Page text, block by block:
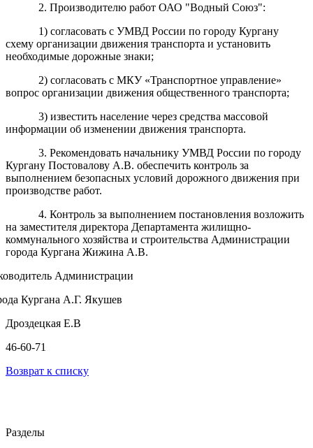
2. Производителю работ ОАО "Водный Союз":
1) согласовать с УМВД России по городу Кургану
схему организации движения транспорта и установить
необходимые дорожные знаки;
2) согласовать с МКУ «Транспортное управление»
вопрос организации движения общественного транспорта;
3) известить население через средства массовой
информации об изменении движения транспорта.
3. Рекомендовать начальнику УМВД России по городу
Кургану Постовалову А.В. обеспечить контроль за
выполнением безопасных условий дорожного движения при
производстве работ.
4. Контроль за выполнением постановления возложить
на заместителя директора Департамента жилищно-
коммунального хозяйства и строительства Администрации
города Кургана Жижина А.В.
Администрации
Кургана А.Г. Якушев
Дроздецкая Е.В
46-60-71
Возврат к списку
Разделы